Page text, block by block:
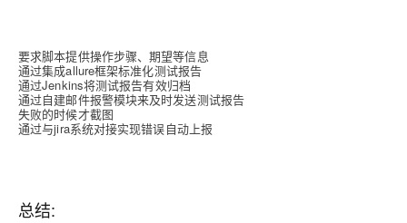
要求脚本提供操作步骤、期望等信息
通过集成allure框架标准化测试报告
通过Jenkins将测试报告有效归档
通过自建邮件报警模块来及时发送测试报告
失败的时候才截图
通过与jira系统对接实现错误自动上报
总结: